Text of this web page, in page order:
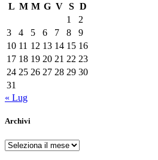
L M M G V S D
1
2
3
4 5 6 7 8
9
10 11 12 13 14 15 16
17 18 19 20 21 22 23
24 25 26 27 28 29 30
31
« Lug
Archivi
Archivi